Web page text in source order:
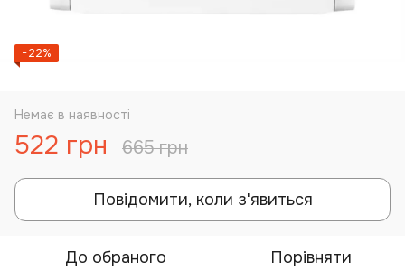
−22%
Немає в наявності
522 грн 665 грн
Повідомити, коли з'явиться
До обраного Порівняти